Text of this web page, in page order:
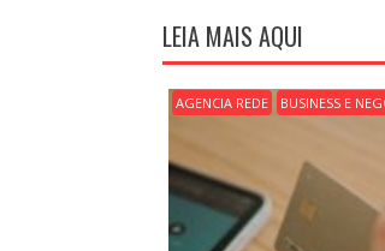
G
A
Ç
Ã
O
D
E
P
O
LEIA MAIS AQUI
AGENCIA REDE BUSINESS E